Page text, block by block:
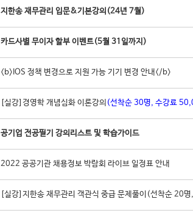
지한송 재무관리 입문&기본강의(24년 7월)
카드사별 무이자 할부 이벤트(5월 31일까지)
<b>IOS 정책 변경으로 지원 가능 기기 변경 안내</b>
[실강]경영학 개념심화 이론강의 (선착순 30명, 수강료
공기업 전공필기 강의리스트 및 학습가이드
2022 공공기관 채용정보 박람회 라이브 일정표 안내
[실강]지한송 재무관리 객관식 중급 문제풀이(선착순 20